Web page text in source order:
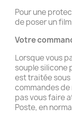
Pour une
de poser un
Votre
Lorsque vous
souple silicone
est traitée sous
commandes
pas vous faire
Poste, en